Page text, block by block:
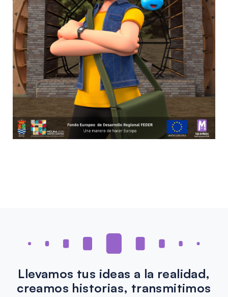
Llevamos tus ideas a la realidad,
creamos historias, transmitimos